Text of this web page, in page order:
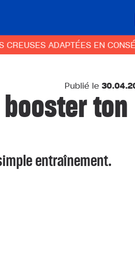
EN CONSÉQUENCE.☀️
Publié le
ton
entraînement.